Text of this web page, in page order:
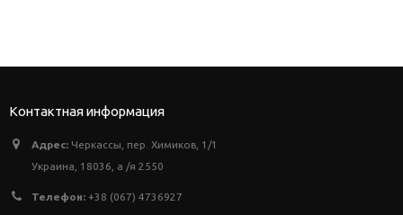
Контактная информация
Адрес: Черкассы, пер. Химиков, 1/1
Украина, 18036, а /я 2550
Телефон: +38 (067) 4736927